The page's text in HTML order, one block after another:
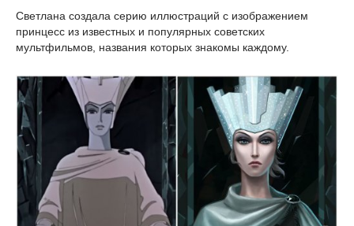
Светлана создала серию иллюстраций с изображением
принцесс из известных и популярных советских
мультфильмов, названия которых знакомы каждому.